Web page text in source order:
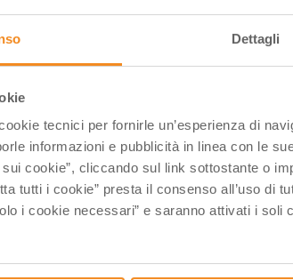
Dettagli
tecnici per fornirle un’esperienza di
informazioni e pubblicità in linea con le
cookie”, cliccando sul link sottostante o
tutti i cookie” presta il consenso all’uso di
i cookie necessari” e saranno attivati i
di 5 partecipanti